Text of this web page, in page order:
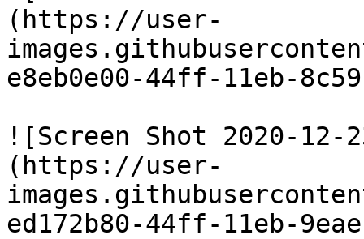
(https://user-
e8eb0e00-44ff-11eb-
![Screen Shot 2020-
(https://user-
ed172b80-44ff-11eb-